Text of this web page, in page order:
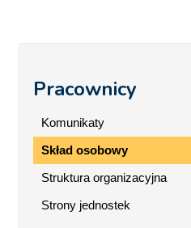
Pracownicy
Komunikaty
Skład osobowy
Struktura organizacyjna
Strony jednostek